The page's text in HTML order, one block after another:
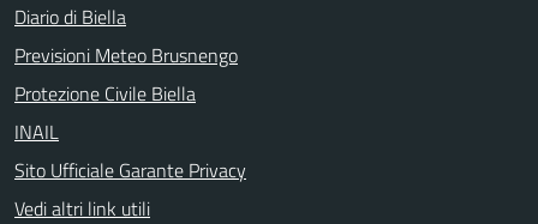
Diario di Biella
Previsioni Meteo Brusnengo
Protezione Civile Biella
INAIL
Sito Ufficiale Garante Privacy
Vedi altri link utili